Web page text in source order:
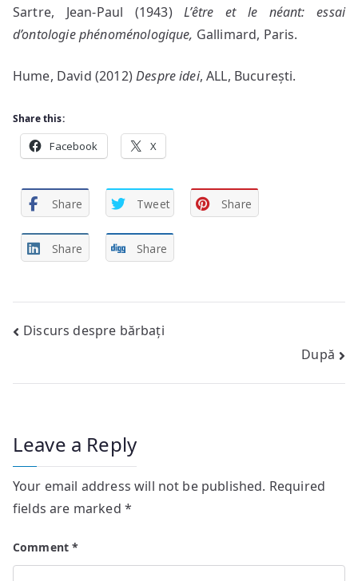
Sartre, Jean-Paul (1943)L’être et le néant: essai
d’ontologie phénoménologique, Gallimard, Paris.
Hume, David (2012)Despre idei, ALL, București.
Share this:
Facebook X
Share Tweet Share
Share Share
Post
Discurs despre bărbați
După
Leave a Reply
Your email address will not be published. Required
fields are marked *
Comment*